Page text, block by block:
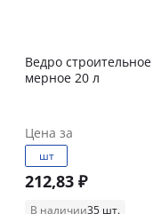
Ведро строительное
мерное 20 л
Цена за
шт
212,83 ₽
В наличии35 шт.